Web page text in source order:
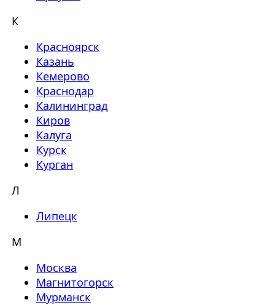
К
Красноярск
Казань
Кемерово
Краснодар
Калининград
Киров
Калуга
Курск
Курган
Л
Липецк
М
Москва
Магнитогорск
Мурманск